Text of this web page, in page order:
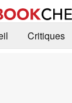
Critiques